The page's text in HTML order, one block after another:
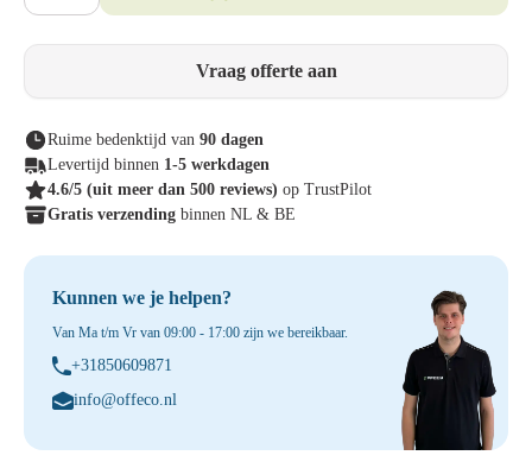
Vraag offerte aan
Ruime bedenktijd van 90 dagen
Levertijd binnen 1-5 werkdagen
4.6/5 (uit meer dan 500 reviews) op TrustPilot
Gratis verzending binnen NL & BE
Kunnen we je helpen?
Van Ma t/m Vr van 09:00 - 17:00 zijn we bereikbaar.
+31850609871
info@offeco.nl